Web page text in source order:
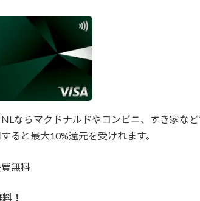
ならマクドナルドやコンビニ、すき家な
ると最大10%還元を受けれます。
無料
！